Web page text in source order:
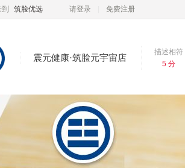
筑脸优选 请登录 免费注册
震元健康·筑脸元宇宙店
描述相符
5 分
描述相符：
服务态度：
发货速度：
店铺服务